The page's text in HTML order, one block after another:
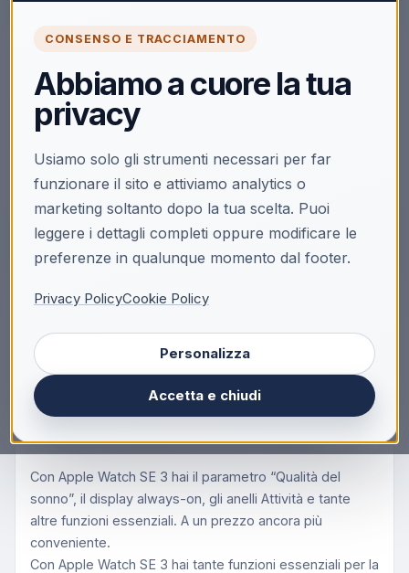
CONSENSO E TRACCIAMENTO
Abbiamo a cuore la tua
privacy
Usiamo solo gli strumenti necessari per far
funzionare il sito e attiviamo analytics o
marketing soltanto dopo la tua scelta. Puoi
leggere i dettagli completi oppure modificare le
preferenze in qualunque momento dal footer.
Privacy PolicyCookie Policy
Personalizza
Accetta e chiudi
🔒
Accedi per vedere i prezzi
Solo i clienti registrati e abilitati possono visualizzare i
Registrati
Descrizione
Apple Watch SE (3nd generation) SE 3 GPS 40mm
Cassa Alluminio Galassia con Sport Band Galassia
- S/M, OLED, Touch screen, 64 GB, Wi-Fi, GPS
(satellitare), 26,3 g
Con Apple Watch SE 3 hai il parametro “Qualità del
sonno”, il display always-on, gli anelli Attività e tante
altre funzioni essenziali. A un prezzo ancora più
conveniente.
Con Apple Watch SE 3 hai tante funzioni essenziali per la